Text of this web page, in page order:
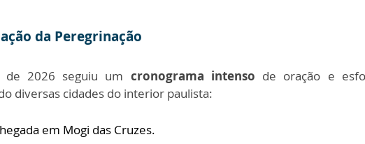
da Peregrinação
de 2026 seguiu um cronograma intenso de oração e
diversas cidades do interior paulista:
em Mogi das Cruzes.